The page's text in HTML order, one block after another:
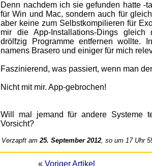
Denn nachdem ich sie gefunden hatte -
für Win und Mac, sondern auch für
aber keine zum Selbstkompilieren für
mir die App-Installations-Dings
drölfzig Programme entfernen wollte.
namens Brasero und einiger für mich
Faszinierend, was passiert, wenn man
Nicht mit mir. App-gebrochen!
Will mal jemand für andere Systeme
Vorsicht?
Verzapft am25. September 2012, so um 17 Uhr
« Voriger Artikel